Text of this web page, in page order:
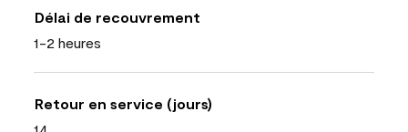
Délai de recouvrement
1-2 heures
Retour en service (jours)
14